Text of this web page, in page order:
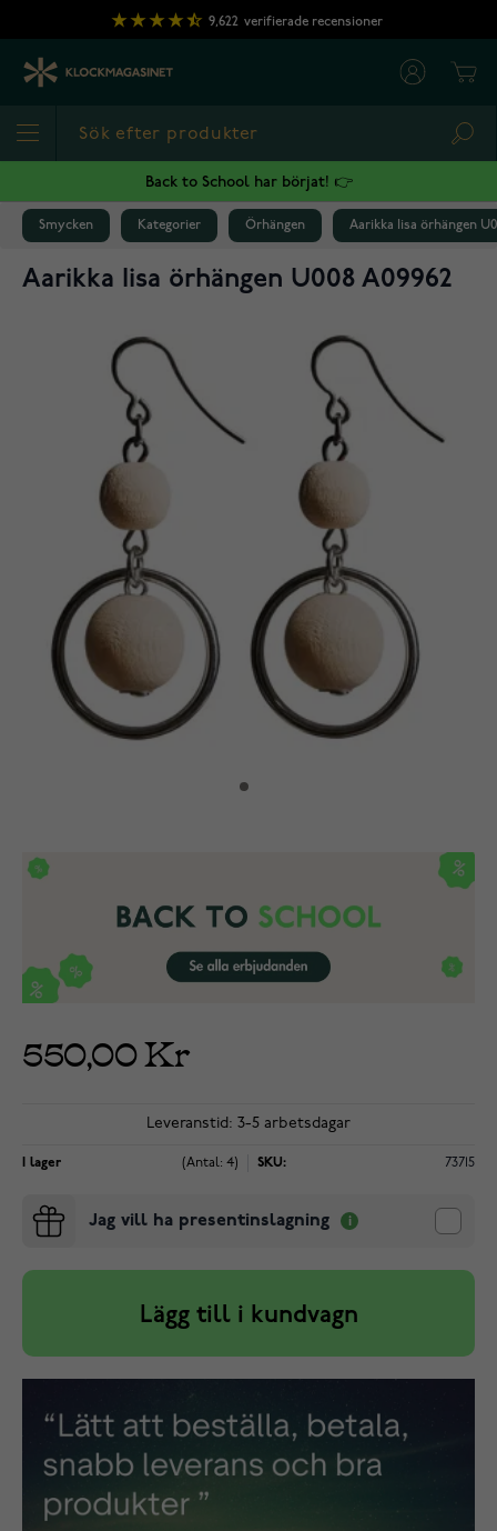
Hoppa till innehållet
9,622 verifierade recensioner
Back to School har börjat! 👉
Smycken Kategorier Örhängen Aarikka Iisa örhängen
Aarikka Iisa örhängen U008 A09962
550,00 Kr
Leveranstid: 3-5 arbetsdagar
I lager (Antal: 4) SKU: 73715
Jag vill ha presentinslagning
Lägg till i kundvagn